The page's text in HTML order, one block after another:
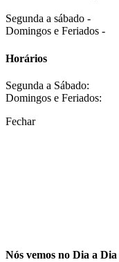
Segunda a sábado -
Domingos e Feriados -
Horários
Segunda a Sábado:
Domingos e Feriados:
Fechar
Nós vemos no Dia a Dia